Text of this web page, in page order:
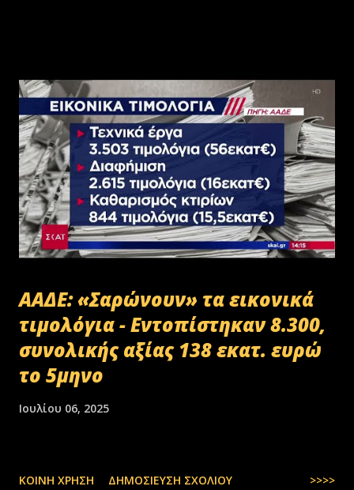
ΑΑΔΕ: «Σαρώνουν» τα εικονικά
τιμολόγια - Εντοπίστηκαν 8.300,
συνολικής αξίας 138 εκατ. ευρώ
το 5μηνο
Ιουλίου 06, 2025
ΚΟΙΝΉ ΧΡΉΣΗ ΔΗΜΟΣΊΕΥΣΗ ΣΧΟΛΊΟΥ >>>>